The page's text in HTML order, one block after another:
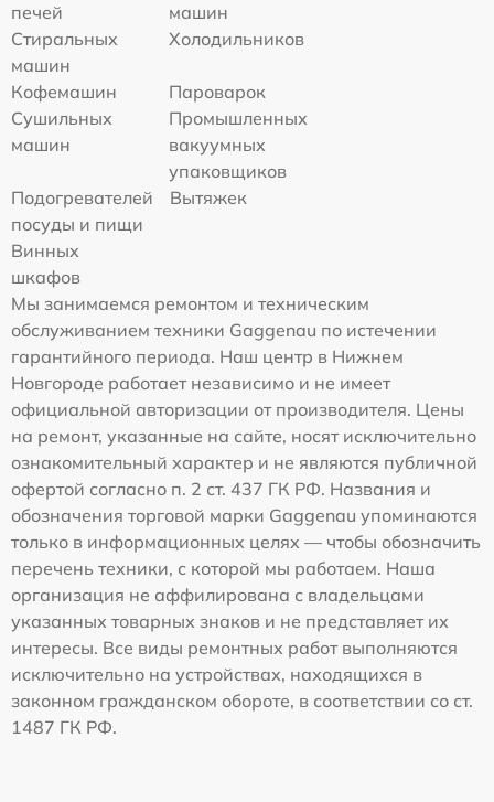
печей
машин
Стиральных
машин
Холодильников
Кофемашин
Пароварок
Сушильных
машин
Промышленных
вакуумных
упаковщиков
Подогревателей
посуды и пищи
Вытяжек
Винных
шкафов
Мы занимаемся ремонтом и техническим
обслуживанием техники Gaggenau по истечении
гарантийного периода. Наш центр в Нижнем
Новгороде работает независимо и не имеет
официальной авторизации от производителя. Цены
на ремонт, указанные на сайте, носят исключительно
ознакомительный характер и не являются публичной
офертой согласно п. 2 ст. 437 ГК РФ. Названия и
обозначения торговой марки Gaggenau упоминаются
только в информационных целях — чтобы обозначить
перечень техники, с которой мы работаем. Наша
организация не аффилирована с владельцами
указанных товарных знаков и не представляет их
интересы. Все виды ремонтных работ выполняются
исключительно на устройствах, находящихся в
законном гражданском обороте, в соответствии со ст.
1487 ГК РФ.